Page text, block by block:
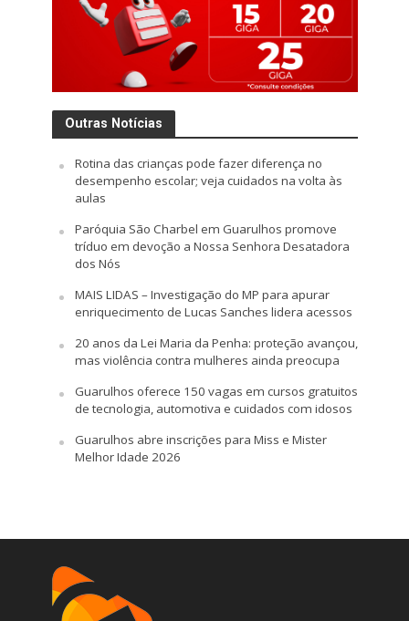
Outras Notícias
Rotina das crianças pode fazer diferença no
desempenho escolar; veja cuidados na volta às
aulas
Paróquia São Charbel em Guarulhos promove
tríduo em devoção a Nossa Senhora Desatadora
dos Nós
MAIS LIDAS – Investigação do MP para apurar
enriquecimento de Lucas Sanches lidera acessos
20 anos da Lei Maria da Penha: proteção avançou,
mas violência contra mulheres ainda preocupa
Guarulhos oferece 150 vagas em cursos gratuitos
de tecnologia, automotiva e cuidados com idosos
Guarulhos abre inscrições para Miss e Mister
Melhor Idade 2026